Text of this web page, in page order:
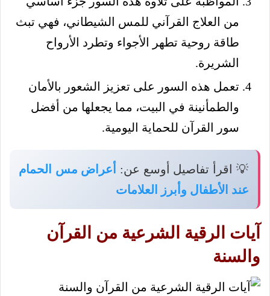
من العلاج القرآني للمس الشيطاني، فهي تبث
طاقة روحية تطهر الأجواء وتطرد الأرواح
الشريرة.
تعمل هذه السور على تعزيز الشعور بالأمان
والطمأنينة في البيت، مما يجعلها من أفضل
سور القرآن للحماية اليومية.
💡 اقرأ تفاصيل أوسع عن:
أعراض مس الحمام
عند الأطفال وأبرز العلامات
آيات الرقية الشرعية من القرآن
والسنة